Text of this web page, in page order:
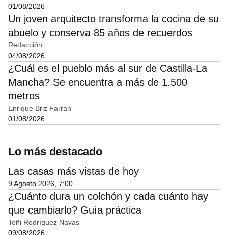
01/08/2026
Un joven arquitecto transforma la cocina de su
abuelo y conserva 85 años de recuerdos
Redacción
04/08/2026
¿Cuál es el pueblo más al sur de Castilla-La
Mancha? Se encuentra a más de 1.500
metros
Enrique Briz Farran
01/08/2026
Lo más destacado
Las casas más vistas de hoy
9 Agosto 2026, 7:00
¿Cuánto dura un colchón y cada cuánto hay
que cambiarlo? Guía práctica
Toñi Rodríguez Navas
09/08/2026